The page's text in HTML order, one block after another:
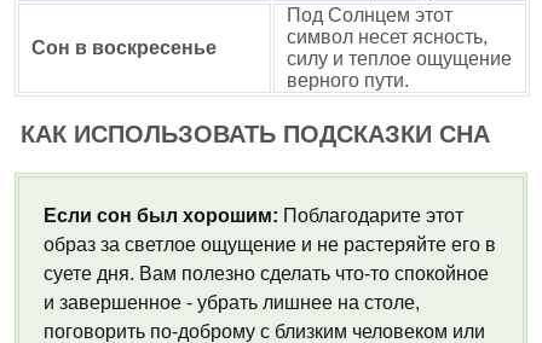
Сон в воскресенье
Под Солнцем этот
символ несет ясность,
силу и теплое ощущение
верного пути.
КАК ИСПОЛЬЗОВАТЬ ПОДСКАЗКИ СНА
Если сон был хорошим: Поблагодарите этот
образ за светлое ощущение и не растеряйте его в
суете дня. Вам полезно сделать что-то спокойное
и завершенное - убрать лишнее на столе,
поговорить по-доброму с близким человеком или